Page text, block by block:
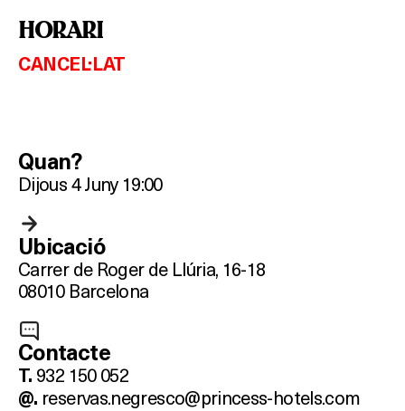
HORARI
CANCEL·LAT
Quan?
Dijous 4 Juny 19:00
Ubicació
Carrer de Roger de Llúria, 16-18
08010 Barcelona
Contacte
T. 932 150 052
@. reservas.negresco@princess-hotels.com